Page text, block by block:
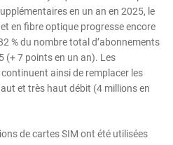
en un an en 2025, le
en fibre optique progresse encore
% du nombre total d’abonnements
(+ 7 points en un an). Les
ainsi de remplacer les
et très haut débit (4 millions en
de cartes SIM ont été utilisées